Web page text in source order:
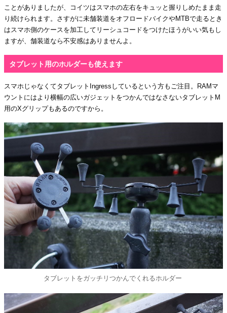
ことがありましたが、コイツはスマホの左右をキュッと握りしめたまま走
り続けられます。さすがに未舗装道をオフロードバイクやMTBで走るとき
はスマホ側のケースを加工してリーシュコードをつけたほうがいい気もし
ますが、舗装道なら不安感はありませんよ。
タブレット用のホルダーも使えます
スマホじゃなくてタブレットIngressしているという方もご注目。RAMマ
ウントにはより横幅の広いガジェットをつかんではなさないタブレットM
用のXグリップもあるのですから。
タブレットをガッチリつかんでくれるホルダー